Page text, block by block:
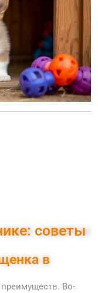
советы
в
Во-